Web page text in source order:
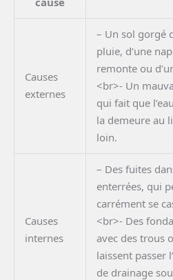
Causes
externes
– Un sol gorgé
pluie, d’une
remonte ou
<br>- Un
qui fait que
la demeure au
loin.
Causes
internes
– Des fuites
enterrées, qui
carrément se
<br>- Des
avec des trous
laissent passer
de drainage